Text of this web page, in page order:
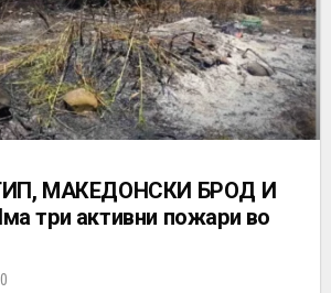
МАКЕДОНСКИ БРОД И
три активни пожари во